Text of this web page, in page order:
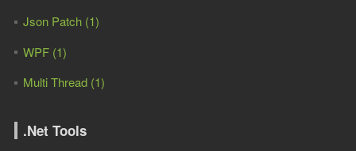
Json Patch (1)
WPF (1)
Multi Thread (1)
.Net Tools